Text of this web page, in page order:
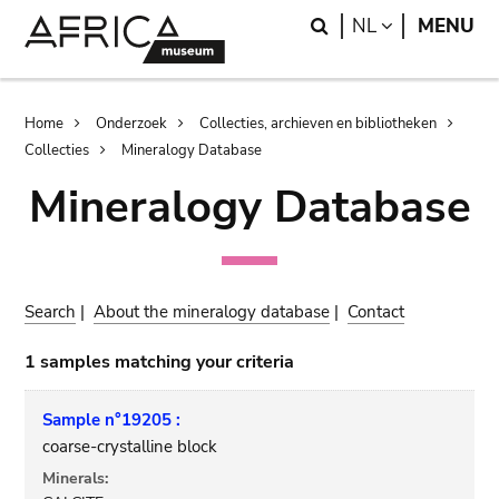
Search
NL LANGUAGE
MENU
Breadcrumb
Home Onderzoek
Collecties, archieven en bibliotheken
Collecties
Mineralogy Database
Mineralogy Database
Search |About the mineralogy database | Contact
1 samples matching your criteria
Sample n°19205 :
coarse-crystalline block
Minerals: